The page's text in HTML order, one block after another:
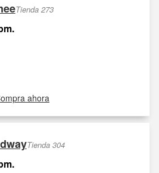
Tienda 273
ahora
Tienda 304